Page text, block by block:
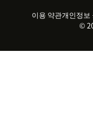
실시간 채팅
지속 가능성 보고서
2026 CX 트렌드
고객 서비스 소프트웨어
이용 약관개인정보
©